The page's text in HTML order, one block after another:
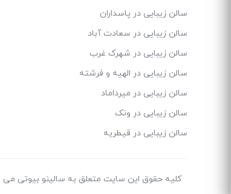
سالن زیبایی در پاسداران
سالن زیبایی در سعادت آباد
سالن زیبایی در شهرک غرب
سالن زیبایی در الهیه و فرشته
سالن زیبایی در میرداماد
سالن زیبایی در ونک
سالن زیبایی در قیطریه
کلیه حقوق این سایت متعلق به سالینو بیوتی می